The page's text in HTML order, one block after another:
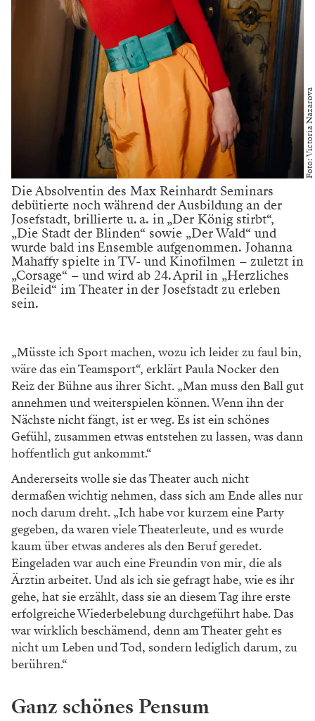
Foto: Victoria Nazarova
Die Absolventin des Max Reinhardt Seminars
debütierte noch während der Ausbildung an der
Josefstadt, brillierte u. a. in „Der König stirbt“,
„Die Stadt der Blinden“ sowie „Der Wald“ und
wurde bald ins Ensemble aufgenommen. Johanna
Mahaffy spielte in TV- und Kinofilmen – zuletzt in
„Corsage“ – und wird ab 24. April in „Herzliches
Beileid“ im Theater in der Josefstadt zu erleben
sein.
„Müsste ich Sport machen, wozu ich leider zu faul bin,
wäre das ein Teamsport“, erklärt Paula Nocker den
Reiz der Bühne aus ihrer Sicht. „Man muss den Ball gut
annehmen und weiterspielen können. Wenn ihn der
Nächste nicht fängt, ist er weg. Es ist ein schönes
Gefühl, zusam­men etwas entstehen zu lassen, was dann
hoffentlich gut ankommt.“
Andererseits wolle sie das Theater auch nicht
dermaßen wichtig nehmen, dass sich am Ende alles nur
noch darum dreht. „Ich habe vor kurzem eine Party
gegeben, da waren viele Theaterleute, und es wurde
kaum über etwas anderes als den Beruf geredet.
Eingeladen war auch eine Freundin von mir, die als
Ärztin arbeitet. Und als ich sie gefragt habe, wie es ihr
gehe, hat sie erzählt, dass sie an diesem Tag ihre erste
erfolgreiche Wiederbelebung durchgeführt habe. Das
war wirklich beschämend, denn am Theater geht es
nicht um Leben und Tod, sondern lediglich darum, zu
berühren.“
Ganz schönes Pensum